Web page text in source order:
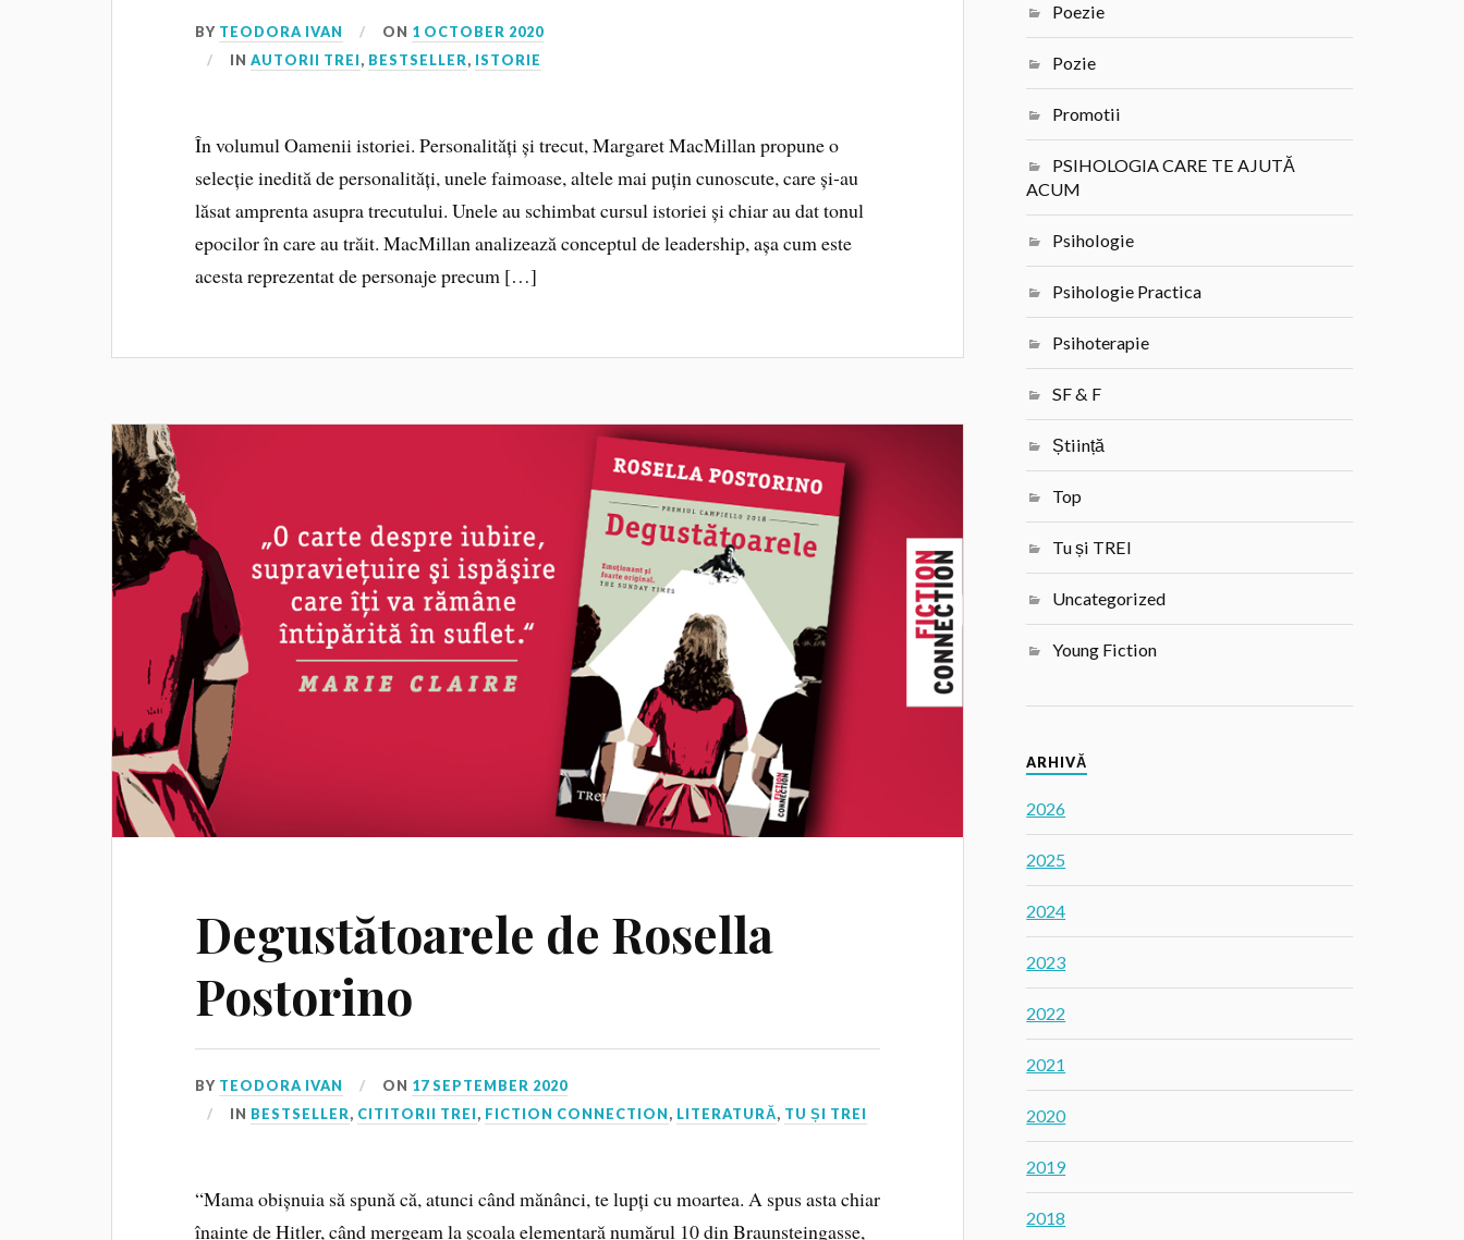
BY TEODORA IVAN ON 1 OCTOBER 2020
INAUTORII TREI, BESTSELLER, ISTORIE
În volumul Oamenii istoriei. Personalități și trecut, Margaret MacMillan propune o
selecție inedită de personalități, unele faimoase, altele mai puțin cunoscute, care și-au
lăsat amprenta asupra trecutului. Unele au schimbat cursul istoriei și chiar au dat tonul
epocilor în care au trăit. MacMillan analizează conceptul de leadership, așa cum este
acesta reprezentat de personaje precum […]
Degustătoarele de Rosella
Postorino
BY TEODORA IVAN ON 17 SEPTEMBER 2020
IN BESTSELLER, CITITORII TREI, FICTION CONNECTION, LITERATURĂ, TU ȘI TREI
“Mama obișnuia să spună că, atunci când mănânci, te lupți cu moartea. A spus asta chiar
înainte de Hitler, când mergeam la școala elementară numărul 10 din Braunsteingasse,
Poezie
Pozie
Promotii
PSIHOLOGIA CARE TE AJUTĂ
ACUM
Psihologie
Psihologie Practica
Psihoterapie
SF & F
Știință
Top
Tu și TREI
Uncategorized
Young Fiction
ARHIVĂ
2026
2025
2024
2023
2022
2021
2020
2019
2018